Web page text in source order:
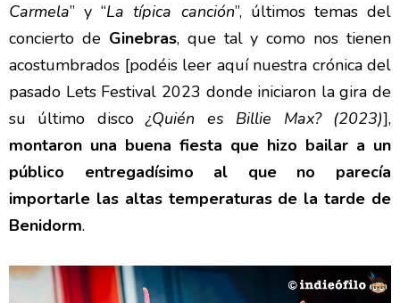
Carmela” y “La típica canción”, últimos temas del
concierto de Ginebras, que tal y como nos tienen
acostumbrados [podéis leer aquí nuestra crónica del
pasado Lets Festival 2023 donde iniciaron la gira de
su último disco¿Quién es Billie Max? (2023)],
montaron una buena fiesta que hizo bailar a un
público entregadísimo al que no parecía
importarle las altas temperaturas de la tarde de
Benidorm.